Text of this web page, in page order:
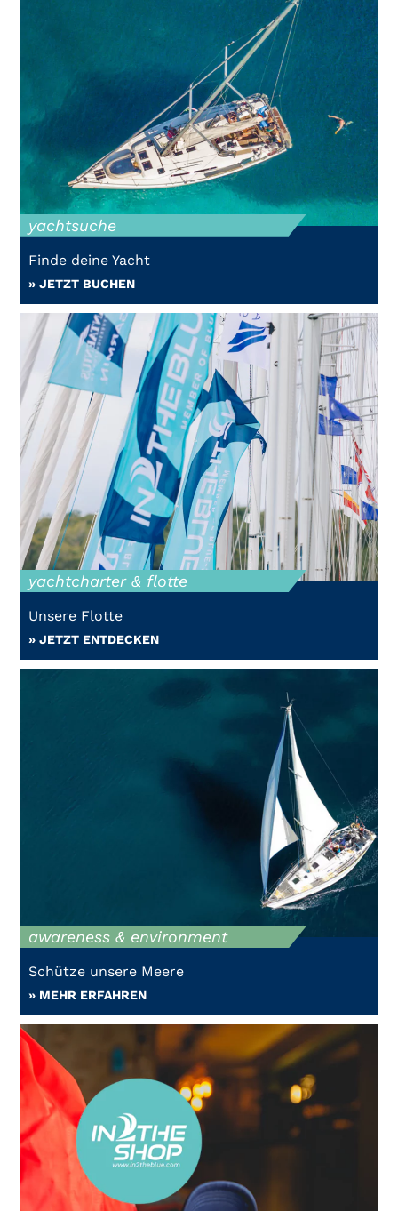
yachtsuche
Finde deine Yacht
» JETZT BUCHEN
yachtcharter & flotte
Unsere Flotte
» JETZT ENTDECKEN
awareness & environment
Schütze unsere Meere
» MEHR ERFAHREN